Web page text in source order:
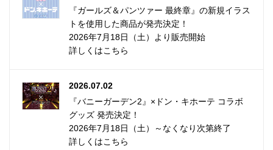
『ガールズ＆パンツァー 最終章』の新規イラス
トを使用した商品が発売決定！
2026年7月18日（土）より販売開始
詳しくはこちら
2026.07.02
『バニーガーデン2』×ドン・キホーテ コラボ
グッズ 発売決定！
2026年7月18日（土）～なくなり次第終了
詳しくはこちら